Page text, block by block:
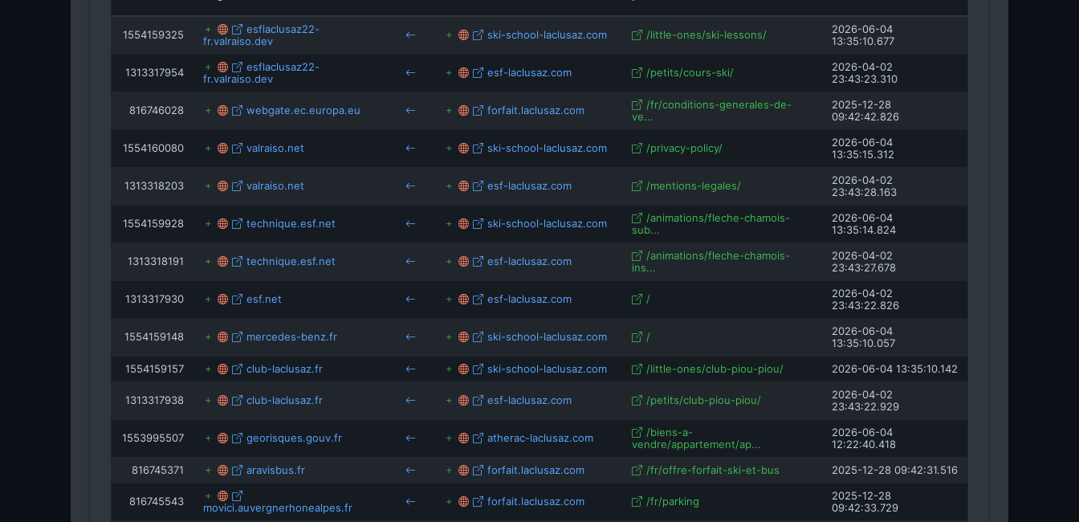
1554159325
esflaclusaz22-
fr.valraiso.dev
ski-school-laclusaz.com /little-ones/ski-lessons/
2026-06-04
13:35:10.677
1313317954
esflaclusaz22-
fr.valraiso.dev
esf-laclusaz.com /petits/cours-ski/
2026-04-02
23:43:23.310
816746028 webgate.ec.europa.eu forfait.laclusaz.com
/fr/conditions-generales-de-
ve...
2025-12-28
09:42:42.826
1554160080 valraiso.net ski-school-laclusaz.com /privacy-policy/
2026-06-04
13:35:15.312
1313318203 valraiso.net esf-laclusaz.com /mentions-legales/
2026-04-02
23:43:28.163
1554159928 technique.esf.net ski-school-laclusaz.com
/animations/fleche-chamois-
sub...
2026-06-04
13:35:14.824
1313318191 technique.esf.net esf-laclusaz.com
/animations/fleche-chamois-
ins...
2026-04-02
23:43:27.678
1313317930 esf.net esf-laclusaz.com /
2026-04-02
23:43:22.826
1554159148 mercedes-benz.fr ski-school-laclusaz.com /
2026-06-04
13:35:10.057
1554159157
club-laclusaz.fr ski-school-laclusaz.com /little-ones/club-piou-piou/ 2026-06-04 13:35:10.142
1313317938 club-laclusaz.fr esf-laclusaz.com /petits/club-piou-piou/
2026-04-02
23:43:22.929
1553995507 georisques.gouv.fr atherac-laclusaz.com
/biens-a-
vendre/appartement/ap...
2026-06-04
12:22:40.418
816745371
aravisbus.fr forfait.laclusaz.com /fr/offre-forfait-ski-et-bus 2025-12-28 09:42:31.516
816745543 movici.auvergnerhonealpes.fr forfait.laclusaz.com /fr/parking
2025-12-28
09:42:33.729